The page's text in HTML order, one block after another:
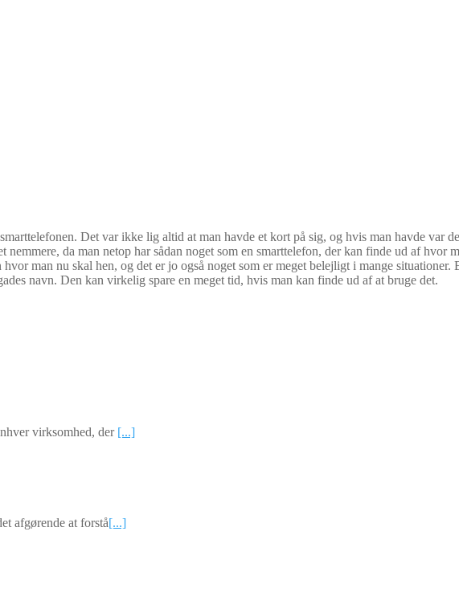
Det var ikke lig altid at man havde et kort på sig, og hvis man havde var
nemmere, da man netop har sådan noget som en smarttelefon, der kan finde ud af hvor
man nu skal hen, og det er jo også noget som er meget belejligt i mange
navn. Den kan virkelig spare en meget tid, hvis man kan finde ud af at bruge det.
virksomhed, der [...]
afgørende at forstå[...]